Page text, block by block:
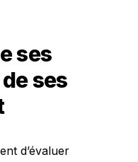
ses
ses
d’évaluer